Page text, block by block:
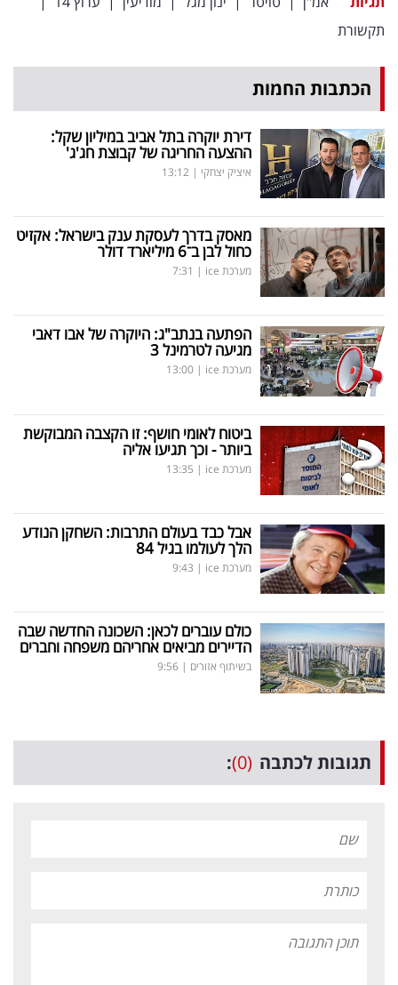
פרסמו
באייס
עקבו
אחרינו:
תקשורת
הכתבות החמות
דירת יוקרה בתל אביב במיליון שקל:
ההצעה החריגה של קבוצת חג'ג'
איציק יצחקי |
13:12
מאסק בדרך לעסקת ענק בישראל: אקזיט
כחול לבן ב־6 מיליארד דולר
מערכת ice |
7:31
הפתעה בנתב"ג: היוקרה של אבו דאבי
מגיעה לטרמינל 3
מערכת ice |
13:00
ביטוח לאומי חושף: זו הקצבה המבוקשת
ביותר - וכך תגיעו אליה
מערכת ice |
13:35
אבל כבד בעולם התרבות: השחקן הנודע
הלך לעולמו בגיל 84
מערכת ice |
9:43
כולם עוברים לכאן: השכונה החדשה שבה
הדיירים מביאים אחריהם משפחה וחברים
בשיתוף אזורים |
9:56
תגובות לכתבה (0)
: